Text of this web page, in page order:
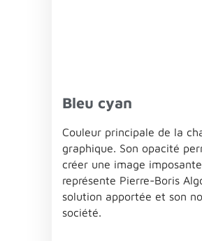
Bleu cyan
Couleur principale de la
graphique. Son opacité
créer une image
représente Pierre-Boris
solution apportée et son
société.